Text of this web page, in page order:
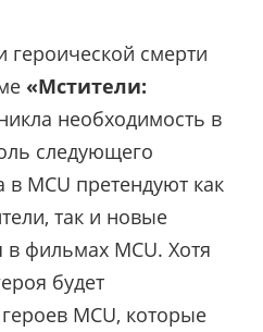
героической смерти
«Мстители:
необходимость в
следующего
MCU претендуют как
так и новые
фильмах MCU. Хотя
будет
MCU, которые